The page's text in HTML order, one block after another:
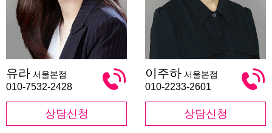
라
유라 서울본점
010-7532-2428
상담신청
주
하
이주하 서울본점
010-2233-2601
상담신청